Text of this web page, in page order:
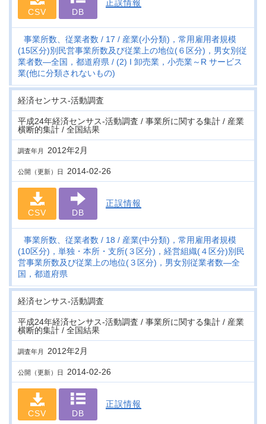
CSV DB
正誤情報
事業所数、従業者数 17
産業(小分類)，常用雇用者規模
(15区分)別民営事業所数及び従業上の地位(６区分)，男女別従
業者数―全国，都道府県
(2) I 卸売業，小売業～R サービス
業(他に分類されないもの)
経済センサス‐活動調査
平成24年経済センサス‐活動調査 / 事業所に関する集計 / 産業
横断的集計 / 全国結果
調査年月 2012年2月
公開（更新）日 2014-02-26
CSV DB
正誤情報
事業所数、従業者数 18
産業(中分類)，常用雇用者規模
(10区分)，単独・本所・支所(３区分)，経営組織(４区分)別民
営事業所数及び従業上の地位(３区分)，男女別従業者数―全
国，都道府県
経済センサス‐活動調査
平成24年経済センサス‐活動調査 / 事業所に関する集計 / 産業
横断的集計 / 全国結果
調査年月 2012年2月
公開（更新）日 2014-02-26
CSV DB
正誤情報